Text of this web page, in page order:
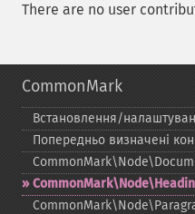
There are no user
CommonMark
Встановлення/
Попередньо визначені